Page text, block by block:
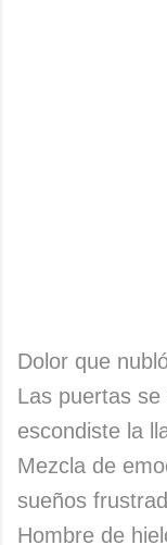
Dolor que
Las puertas
escondiste la
Mezcla de
sueños
Hombre de